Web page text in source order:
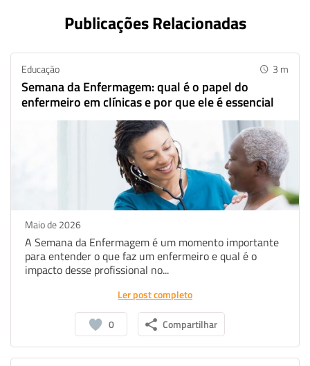
Publicações Relacionadas
Educação 3 m
Semana da Enfermagem: qual é o papel do
enfermeiro em clínicas e por que ele é essencial
Maio de 2026
A Semana da Enfermagem é um momento importante
para entender o que faz um enfermeiro e qual é o
impacto desse profissional no...
Ler post completo
0 Compartilhar
Twitter